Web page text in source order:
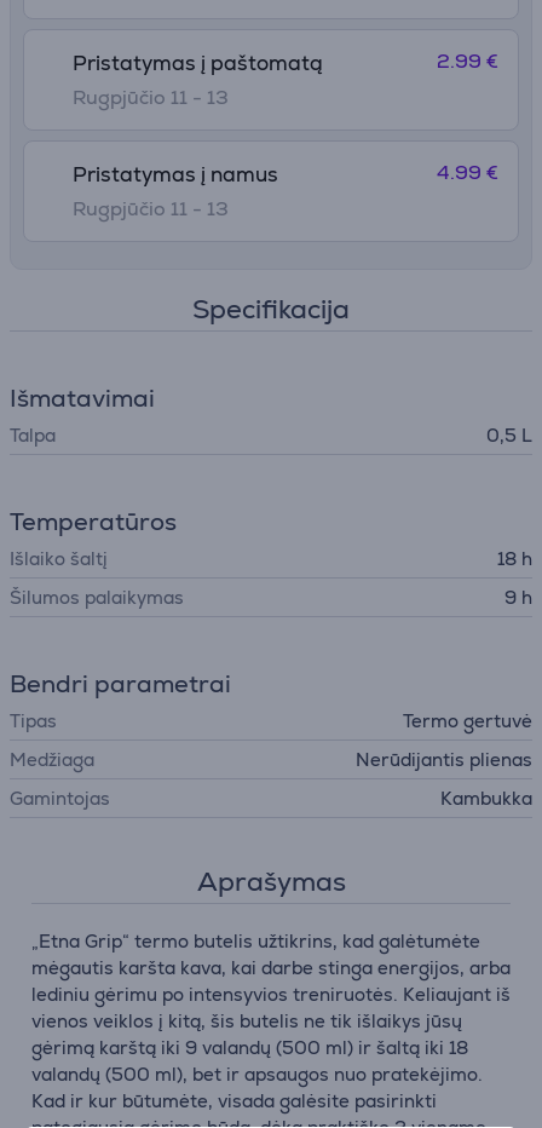
Pristatymas į paštomatą
Rugpjūčio 11 - 13
2.99 €
Pristatymas į namus
Rugpjūčio 11 - 13
4.99 €
Specifikacija
Išmatavimai
Talpa 0,5 L
Temperatūros
Išlaiko šaltį
18 h
Šilumos palaikymas
9 h
Bendri parametrai
Tipas
Termo gertuvė
Medžiaga
Nerūdijantis plienas
Gamintojas
Kambukka
Aprašymas
„Etna Grip“ termo butelis užtikrins, kad galėtumėte
mėgautis karšta kava, kai darbe stinga energijos, arba
lediniu gėrimu po intensyvios treniruotės. Keliaujant iš
vienos veiklos į kitą, šis butelis ne tik išlaikys jūsų
gėrimą karštą iki 9 valandų (500 ml) ir šaltą iki 18
valandų (500 ml), bet ir apsaugos nuo pratekėjimo.
Kad ir kur būtumėte, visada galėsite pasirinkti